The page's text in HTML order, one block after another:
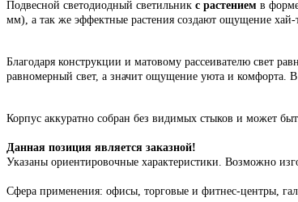
Подвесной светодиодный светильник с растением в
мм), а так же эффектные растения создают ощущение хай-
Благодаря конструкции и матовому рассеивателю свет
равномерный свет, а значит ощущение уюта и комфорта.
Корпус аккуратно собран без видимых стыков и может
Данная позиция является заказной!
Указаны ориентировочные характеристики. Возможно
Сфера применения: офисы, торговые и фитнес-центры,